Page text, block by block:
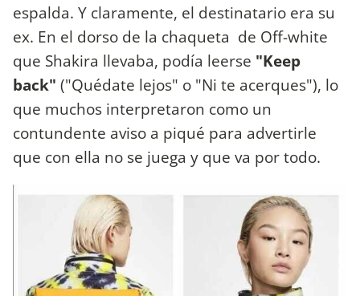
espalda. Y claramente, el destinatario era su
ex. En el dorso de la chaqueta de Off-white
que Shakira llevaba, podía leerse "Keep
back" ("Quédate lejos" o "Ni te acerques"), lo
que muchos interpretaron como un
contundente aviso a piqué para advertirle
que con ella no se juega y que va por todo.